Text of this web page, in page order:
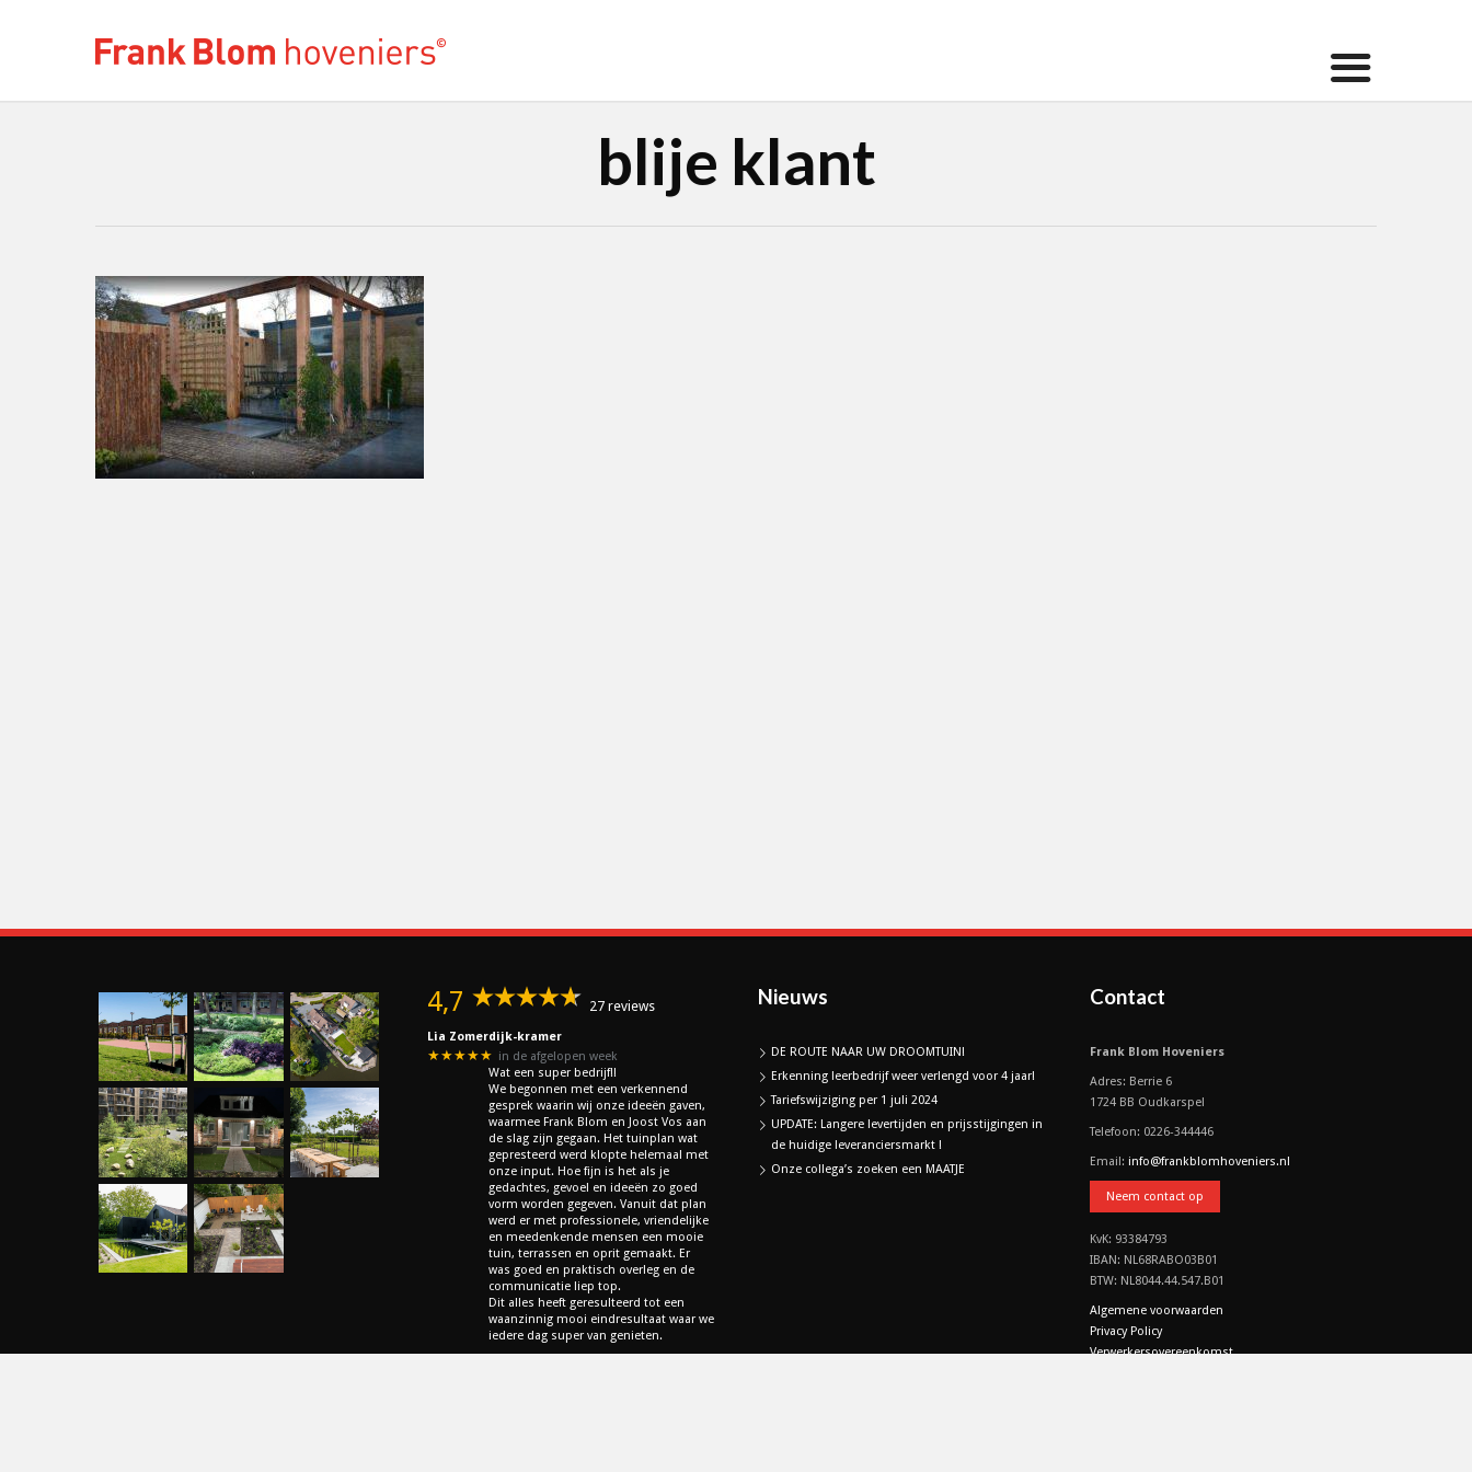
blije klant
4,7 27 reviews
Lia Zomerdijk-kramer
★★★★★ in de afgelopen week
Wat een super bedrijf!!
We begonnen met een verkennend
gesprek waarin wij onze ideeën gaven,
waarmee Frank Blom en Joost Vos aan
de slag zijn gegaan. Het tuinplan wat
gepresteerd werd klopte helemaal met
onze input. Hoe fijn is het als je
gedachtes, gevoel en ideeën zo goed
vorm worden gegeven. Vanuit dat plan
werd er met professionele, vriendelijke
en meedenkende mensen een mooie
tuin, terrassen en oprit gemaakt. Er
was goed en praktisch overleg en de
communicatie liep top.
Dit alles heeft geresulteerd tot een
waanzinnig mooi eindresultaat waar we
iedere dag super van genieten.
Nieuws
DE ROUTE NAAR UW DROOMTUIN!
Erkenning leerbedrijf weer verlengd voor 4 jaar!
Tariefswijziging per 1 juli 2024
UPDATE: Langere levertijden en prijsstijgingen in
de huidige leveranciersmarkt !
Onze collega’s zoeken een MAATJE
Contact
Frank Blom Hoveniers
Adres: Berrie 6
1724 BB Oudkarspel
Telefoon: 0226-344446
Email: info@frankblomhoveniers.nl
Neem contact op
KvK: 93384793
IBAN: NL68RABO03B01
BTW: NL8044.44.547.B01
Algemene voorwaarden
Privacy Policy
Verwerkersovereenkomst